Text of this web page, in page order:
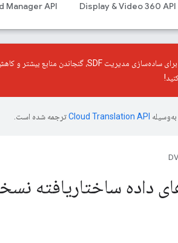
Display & Video 360 API
Manager API
ترجمه شده است.
داده ساختاریافته